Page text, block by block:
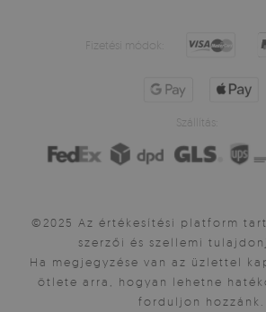
Fizetési módok:
Szállítás:
©2025 Az értékesítési platform
szerzői és szellemi
Ha megjegyzése van az üzlettel
ötlete arra, hogyan lehetne
forduljon hozzánk.